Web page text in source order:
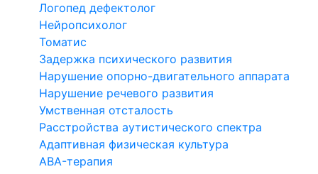
Логопед дефектолог
Нейропсихолог
Томатис
Задержка психического развития
Нарушение опорно-двигательного аппарата
Нарушение речевого развития
Умственная отсталость
Расстройства аутистического спектра
Адаптивная физическая культура
ABA-терапия